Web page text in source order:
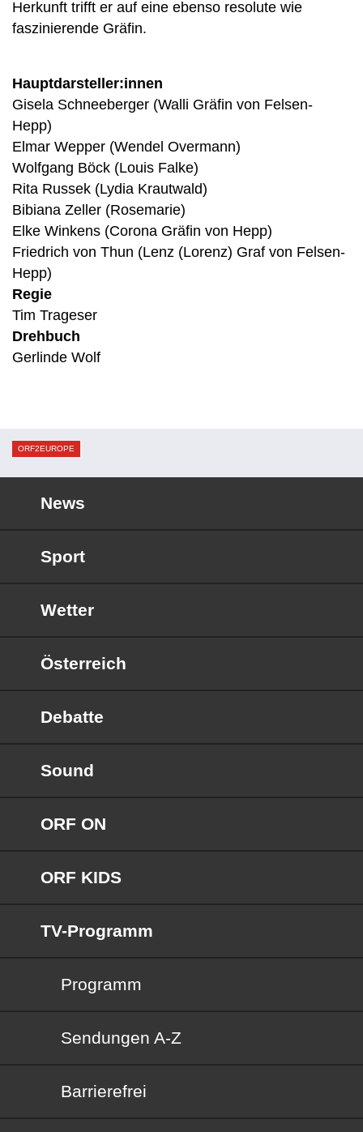
Herkunft trifft er auf eine ebenso resolute wie
faszinierende Gräfin.
Hauptdarsteller:innen
Gisela Schneeberger (Walli Gräfin von Felsen-
Hepp)
Elmar Wepper (Wendel Overmann)
Wolfgang Böck (Louis Falke)
Rita Russek (Lydia Krautwald)
Bibiana Zeller (Rosemarie)
Elke Winkens (Corona Gräfin von Hepp)
Friedrich von Thun (Lenz (Lorenz) Graf von Felsen-
Hepp)
Regie
Tim Trageser
Drehbuch
Gerlinde Wolf
ORF2EUROPE
News
Sport
Wetter
Österreich
Debatte
Sound
ORF ON
ORF KIDS
TV-Programm
Programm
Sendungen von A bis Z
Sendungen A-Z
Barrierefrei
Barrierefrei